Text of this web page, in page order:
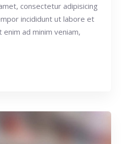
consectetur adipisicing
incididunt ut labore et
enim ad minim veniam,